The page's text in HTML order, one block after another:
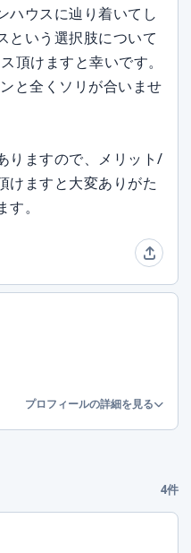
ハウスに辿り着いてし
という選択肢について
頂けますと幸いです。
と全くソリが合いませ
りますので、メリット/
けますと大変ありがた
。
プロフィールの詳細を見る
4件